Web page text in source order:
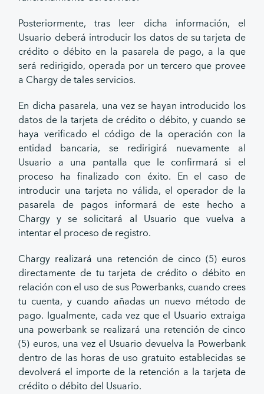
Posteriormente, tras leer dicha información, el
Usuario deberá introducir los datos de su tarjeta de
crédito o débito en la pasarela de pago, a la que
será redirigido, operada por un tercero que provee
a Chargy de tales servicios.
En dicha pasarela, una vez se hayan introducido los
datos de la tarjeta de crédito o débito, y cuando se
haya verificado el código de la operación con la
entidad bancaria, se redirigirá nuevamente al
Usuario a una pantalla que le confirmará si el
proceso ha finalizado con éxito. En el caso de
introducir una tarjeta no válida, el operador de la
pasarela de pagos informará de este hecho a
Chargy y se solicitará al Usuario que vuelva a
intentar el proceso de registro.
Chargy realizará una retención de cinco (5) euros
directamente de tu tarjeta de crédito o débito en
relación con el uso de sus Powerbanks, cuando crees
tu cuenta, y cuando añadas un nuevo método de
pago. Igualmente, cada vez que el Usuario extraiga
una powerbank se realizará una retención de cinco
(5) euros, una vez el Usuario devuelva la Powerbank
dentro de las horas de uso gratuito establecidas se
devolverá el importe de la retención a la tarjeta de
crédito o débito del Usuario.